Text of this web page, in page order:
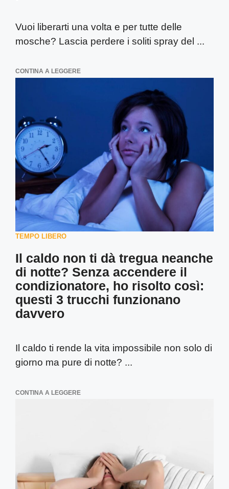
Vuoi liberarti una volta e per tutte delle
mosche? Lascia perdere i soliti spray del ...
CONTINA A LEGGERE
TEMPO LIBERO
Il caldo non ti dà tregua neanche
di notte? Senza accendere il
condizionatore, ho risolto così:
questi 3 trucchi funzionano
davvero
Il caldo ti rende la vita impossibile non solo di
giorno ma pure di notte? ...
CONTINA A LEGGERE